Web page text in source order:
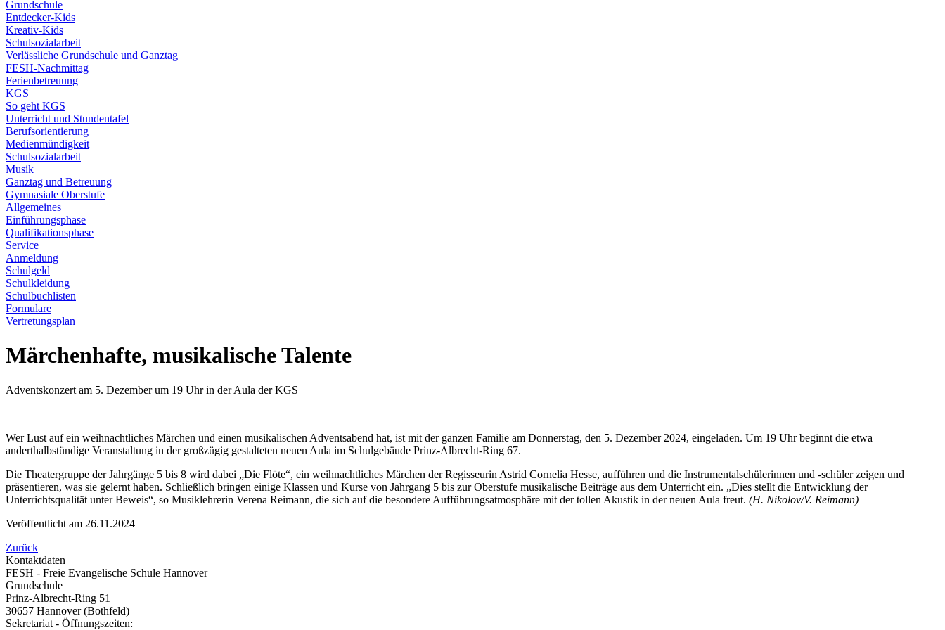
Grundschule
Entdecker-Kids
Kreativ-Kids
Schulsozialarbeit
Verlässliche Grundschule und Ganztag
FESH-Nachmittag
Ferienbetreuung
KGS
So geht KGS
Unterricht und Stundentafel
Berufsorientierung
Medienmündigkeit
Schulsozialarbeit
Musik
Ganztag und Betreuung
Gymnasiale Oberstufe
Allgemeines
Einführungsphase
Qualifikationsphase
Service
Anmeldung
Schulgeld
Schulkleidung
Schulbuchlisten
Formulare
Vertretungsplan
Märchenhafte, musikalische Talente
Adventskonzert am 5. Dezember um 19 Uhr in der Aula der KGS
Wer Lust auf ein weihnachtliches Märchen und einen musikalischen Adventsabend hat, ist mit der ganzen Familie am Donnerstag, den 5. Dezember 2024, eingeladen. Um 19 Uhr beginnt die etwa
anderthalbstündige Veranstaltung in der großzügig gestalteten neuen Aula im Schulgebäude Prinz-Albrecht-Ring 67.
Die Theatergruppe der Jahrgänge 5 bis 8 wird dabei „Die Flöte“, ein weihnachtliches Märchen der Regisseurin Astrid Cornelia Hesse, aufführen und die Instrumentalschülerinnen und -schüler zeigen und
präsentieren, was sie gelernt haben. Schließlich bringen einige Klassen und Kurse von Jahrgang 5 bis zur Oberstufe musikalische Beiträge aus dem Unterricht ein. „Dies stellt die Entwicklung der
Unterrichtsqualität unter Beweis“, so Musiklehrerin Verena Reimann, die sich auf die besondere Aufführungsatmosphäre mit der tollen Akustik in der neuen Aula freut. (H. Nikolov/V. Reimann)
Veröffentlicht am 26.11.2024
Zurück
Kontaktdaten
FESH - Freie Evangelische Schule Hannover
Grundschule
Prinz-Albrecht-Ring 51
30657 Hannover (Bothfeld)
Sekretariat - Öffnungszeiten: